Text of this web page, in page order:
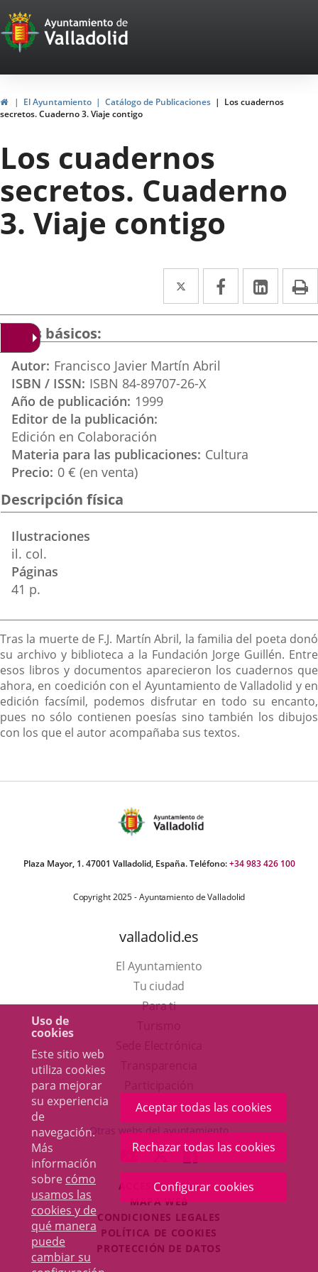
Uso de
cookies
Este sitio web
utiliza cookies
para mejorar
su experiencia
de
navegación.
Más
información
sobre cómo
usamos las
cookies y de
qué manera
puede
cambiar su
Aceptar todas las cookies
Rechazar todas las cookies
Configurar cookies
Portal
Web
del
Ayuntamiento
de
Valladolid
InicioEl Ayuntamiento Catálogo de Publicaciones
Los cuadernos
secretos. Cuaderno 3. Viaje contigo
Los cuadernos
secretos. Cuaderno
3. Viaje contigo
Twitter
Enlace
a
externa.
Facebook
Enlace
a
Enlace
a
Datos básicos
Autor Francisco Javier Martín Abril
ISBN / ISSN ISBN 84-89707-26-X
Año de publicación 1999
Editor de la publicación
Edición en Colaboración
Materia para las publicaciones Cultura
Precio 0 € (en venta)
Descripción física
Ilustraciones
il. col.
Páginas
41 p.
Descripción
Tras la muerte de F.J. Martín Abril, la familia del poeta donó
su archivo y biblioteca a la Fundación Jorge Guillén. Entre
esos libros y documentos aparecieron los cuadernos que
ahora, en coedición con el Ayuntamiento de Valladolid y en
edición facsímil, podemos disfrutar en todo su encanto,
pues no sólo contienen poesías sino también los dibujos
con los que el autor acompañaba sus textos.
Plaza Mayor, 1. 47001 Valladolid, España. Teléfono:+34 983 426 100
Copyright 2025 - Ayuntamiento de Valladolid
valladolid.es
El Ayuntamiento
Tu ciudad
Para ti
en
una
ventana
nueva.
aplicación
externa.
Otras webs del ayuntamiento
ENLACE
A
UNA
APLICACIÓN
EXTERNA.
ENLACE
A
UNA
APLICACIÓN
EXTERNA.
ENLACE
A
UNA
EXTERNA.
ACCESIBILIDAD
MAPA WEB
CONDICIONES LEGALES
POLÍTICA DE COOKIES
PROTECCIÓN DE DATOS